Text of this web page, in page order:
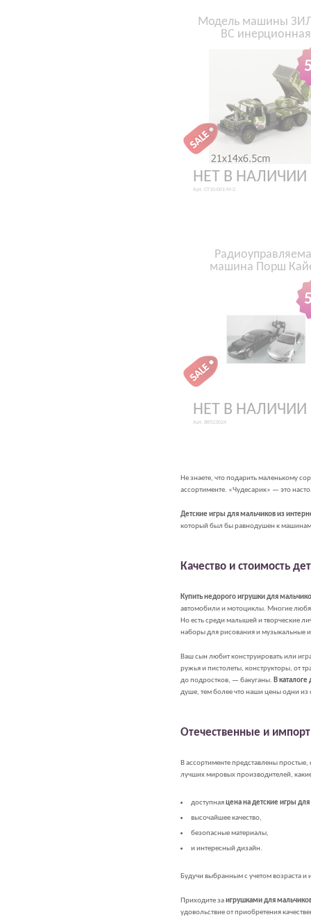
Модель машины
ВС инерционная
НЕТ В НАЛИЧИИ
Арт. CT10-001-M-2
машина Порш
НЕТ В НАЛИЧИИ
Арт. BR523024
Не знаете, что подарить маленькому
ассортименте. «Чудесарик» — это
Детские игры для мальчиков из
который был бы равнодушен к
Качество и стоимость
Купить недорого игрушки для
автомобили и мотоциклы. Многие любят
Но есть среди малышей и творческие
наборы для рисования и музыкальные
Ваш сын любит конструировать или
ружья и пистолеты, конструкторы, от
до подростков, — бакуганы. В
душе, тем более что наши цены одни из
Отечественные и
В ассортименте представлены
лучших мировых производителей,
доступнаяцена на детские игры
высочайшее качество,
безопасные материалы,
и интересный дизайн.
Будучи выбранным с учетом возраста и
Приходите заигрушками для мальчиков
удовольствие от приобретения